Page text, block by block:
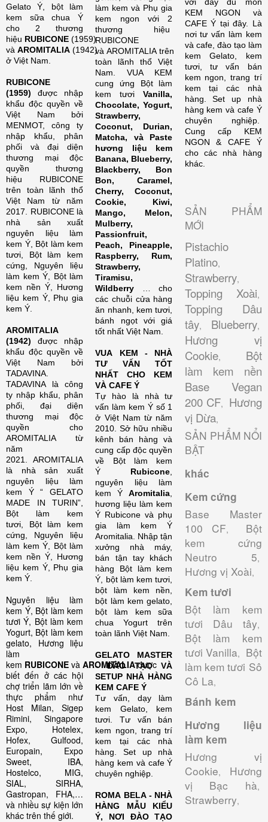
Gelato Ý, bột làm
kem sữa chua Ý
cho 2 thương
hiệu RUBICONE (1959)
và AROMITALIA (1942)
ở Việt Nam.
RUBICONE
(1959) được nhập
khẩu độc quyền về
Việt Nam bởi
MENMOT, công ty
nhập khẩu, phân
phối và đại diện
thương mại độc
quyền thương
hiệu RUBICONE
trên toàn lãnh thổ
Việt Nam từ năm
2017. RUBICONE là
nhà sản xuất
nguyên liệu làm
kem Ý, Bột làm kem
tươi, Bột làm kem
cứng, Nguyên liệu
làm kem Ý, Bột làm
kem nền Ý, Hương
liệu kem Ý, Phụ gia
kem Ý.
AROMITALIA
(1942) được nhập
khẩu độc quyền về
Việt Nam bởi
TADAVINA.
TADAVINA là công
ty nhập khẩu, phân
phối, đại diện
thương mại độc
quyền cho
AROMITALIA từ
năm
2021. AROMITALIA
là nhà sản xuất
nguyên liệu làm
kem Ý “ GELATO
MADE IN TURIN”,
Bột làm kem
tươi, Bột làm kem
cứng, Nguyên liệu
làm kem Ý, Bột làm
kem nền Ý, Hương
liệu kem Ý, Phụ gia
kem Ý.
Nguyên liệu làm
kem Ý, Bột làm kem
tươi Ý, Bột làm kem
Yogurt, Bột làm kem
gelato, Hương liệu
làm
kem RUBICONE và AROMITALIAđược
biết đến ở các hội
chợ triển lãm lớn về
thực phẩm như
Host Milan, Sigep
Rimini, Singapore
Expo, Hotelex,
Hofex, Gulfood,
Europain, Expo
Sweet, IBA,
Hostelco, MIG,
SIAL, SIRHA,
Gastropan, FHA,…
và nhiều sự kiện lớn
khác trên thế giới.
làm kem và Phụ gia
kem ngon với 2
thương hiệu
RUBICONE
và AROMITALIA trên
toàn lãnh thổ Việt
Nam. VUA KEM
cung ứng Bột làm
kem tươiVanilla,
Chocolate, Yogurt,
Strawberry,
Coconut, Durian,
Matcha, và Paste
hương liệu kem
Banana, Blueberry,
Blackberry, Bon
Bon, Caramel,
Cherry, Coconut,
Cookie, Kiwi,
Mango, Melon,
Mulberry,
Passionfruit,
Peach, Pineapple,
Raspberry, Rum,
Strawberry,
Tiramisu,
Wildberry … cho
các chuỗi cửa hàng
ăn nhanh, kem tươi,
bánh ngọt với giá
tốt nhất Việt Nam.
VUA KEM - NHÀ
TƯ VẤN TỐT
NHẤT CHO KEM
VÀ CAFE Ý
Tự hào là nhà tư
vấn làm kem Ý số 1
ở Việt Nam từ năm
2010. Sở hữu nhiều
kênh bán hàng và
cung cấp độc quyền
về Bột làm kem
Ý Rubicone
nguyên liệu làm
kem ÝAromitalia
hương liệu làm kem
Ý Rubicone và phụ
gia làm kem Ý
Aromitalia. Nhập tận
xưởng nhà máy,
bán tận tay khách
hàng Bột làm kem
Ý, bột làm kem tươi,
bột làm kem nền,
bột làm kem gelato,
bột làm kem sữa
chua Yogurt trên
toàn lãnh Việt Nam.
GELATO MASTER
- ĐÀO TẠO VÀ
SETUP NHÀ HÀNG
KEM CAFE Ý
Tư vấn, dạy làm
kem Gelato, kem
tươi. Tư vấn bán
kem ngon, trang trí
kem tại các nhà
hàng. Set up nhà
hàng kem và cafe Ý
chuyên nghiệp.
ROMA BELA - NHÀ
HÀNG MẪU KIỂU
Ý, NƠI ĐÀO TẠO
KEM NGON và
CAFE Ý tại đây. Là
nơi tư vấn làm kem
và cafe, đào tạo làm
kem Gelato, kem
tươi, tư vấn bán
kem ngon, trang trí
kem tại các nhà
hàng. Set up nhà
hàng kem và cafe Ý
chuyên nghiệp.
Cung cấp KEM
NGON & CAFE Ý
cho các nhà hàng
khác.
SẢN PHẨM
MỚI
Pistachio
Platino,
Strawberry,
Topping Xoài,
Topping Dâu
tây, Blueberry,
Hương vị
Cookie, Bột
làm kem nền
Base Vegan
200 CF, Hương
vị Dừa,
SẢN PHẨM NỔI
BẬT
khác
Kem cứng
Base Master
100 CF, Bột
kem cứng
Neutro 5,
Hương vị Xoài,
Kem tươi
Bột làm kem
tươi Dâu tây,
Bột làm kem
tươi Vanilla, Bột
làm kem tươi Sô
Cô La,
Bánh kem
Hương liệu
làm kem
Hương vị
Cookie, Hương
vị Bạc hà,
Strawberry,